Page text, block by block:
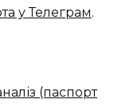
у Телеграм.
(паспорт